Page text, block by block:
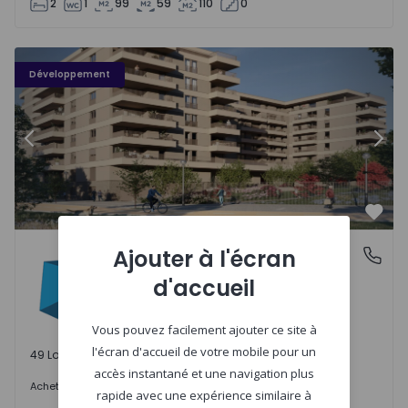
2 1 99 59 110 0
Développement
PLENO JARDIM - 3
Précédent
Águas Santas, PortoPLENO JARDIM
Águas Santas, Porto
49 Lots disponibles
Acheter 242.000 €
Ajouter à l'écran
d'accueil
Vous pouvez facilement ajouter ce site à
l'écran d'accueil de votre mobile pour un
accès instantané et une navigation plus
rapide avec une expérience similaire à